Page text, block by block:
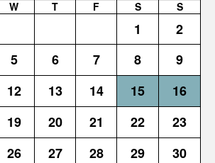
W T F S S
1
2
5 6 7 8
9
12 13 14 15
16
19 20 21 22
23
26 27 28 29 30